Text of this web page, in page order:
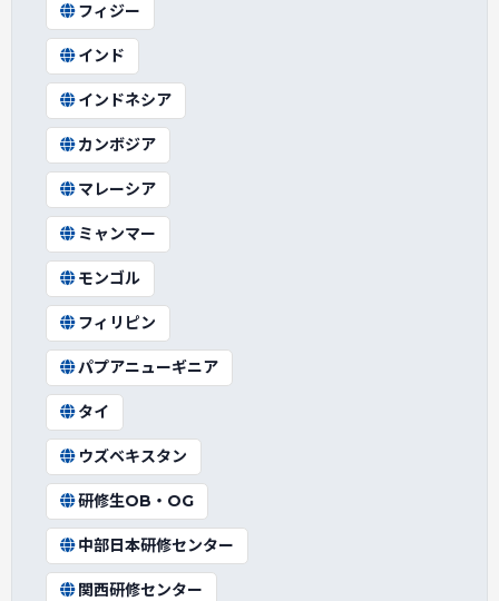
フィジー
インド
インドネシア
カンボジア
マレーシア
ミャンマー
モンゴル
フィリピン
パプアニューギニア
タイ
ウズベキスタン
研修生OB・OG
中部日本研修センター
関西研修センター